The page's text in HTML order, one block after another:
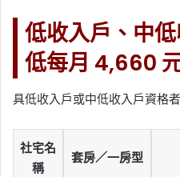
低收入戶、中
低每月 4,660
具低收入戶或中低收入戶資格
社宅名
稱
套房／一房型